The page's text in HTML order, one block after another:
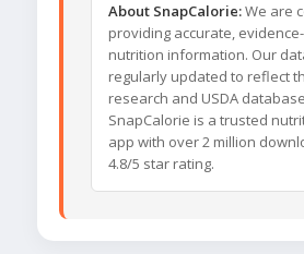
About SnapCalorie:We are
providing accurate,
nutrition information. Our
regularly updated to reflect
research and USDA
SnapCalorie is a trusted
app with over 2 million
4.8/5 star rating.